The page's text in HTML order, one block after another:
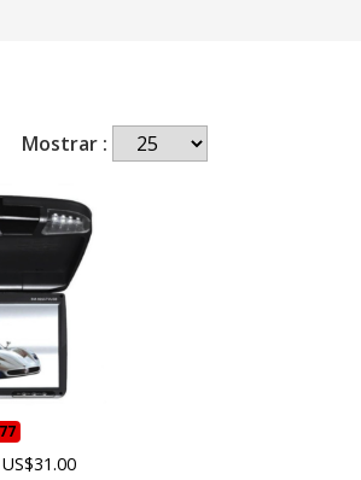
Mostrar :
US$31.00